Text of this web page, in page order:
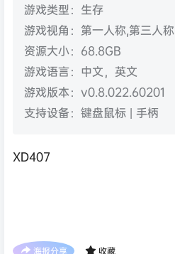
游戏类型：生存
游戏视角：第一人称,第三人称
资源大小：68.8GB
游戏语言：中文，英文
游戏版本：v0.8.022.60201
支持设备：键盘鼠标 | 手柄
XD407
海报分享 收藏